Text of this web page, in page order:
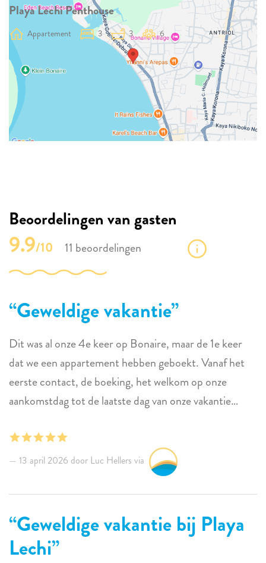
Playa Lechi Penthouse
Appartement 3 3 6
Beoordelingen van gasten
9.9/10 11 beoordelingen
Geweldige vakantie
Dit was al onze 4e keer op Bonaire, maar de 1e keer
dat we een appartement hebben geboekt. Vanaf het
eerste contact, de boeking, het welkom op onze
aankomstdag tot de laatste dag van onze vakantie
hebben genoten van het prachtige uitzicht vanaf het
grote terras. Het enige punt dat aandacht verdient,
was de wifi, die je eigenlijk niet goed kunt gebruiken.
We moesten een e-sim gebruiken. Maar verder niets
negatiefs te melden en we zullen zeker weer bij jullie
boeken.
13 april 2026 door Luc Hellers via
Geweldige vakantie bij Playa
Lechi